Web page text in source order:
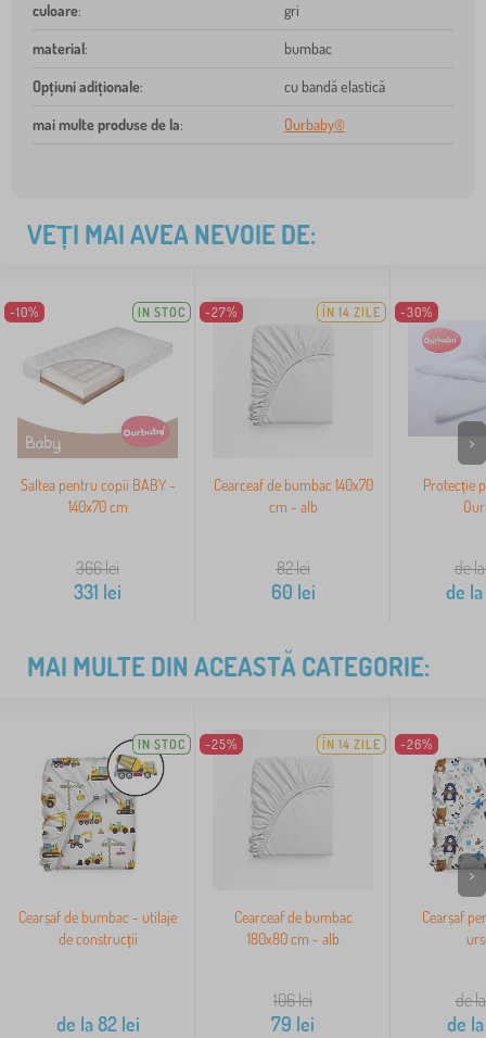
culoare: gri
material: bumbac
Opțiuni adiționale: cu bandă elastică
mai multe produse de la: Ourbaby®
VEȚI MAI AVEA NEVOIE DE:
-10% IN STOC
Saltea pentru copii BABY -
140x70 cm
366lei
331 lei
-27% ÎN 14 ZILE
Cearceaf de bumbac 140x70
cm - alb
82lei
60 lei
-30%
Protecție
de
de la
>
MAI MULTE DIN ACEASTĂ CATEGORIE:
IN STOC
Cearșaf de bumbac - utilaje
de construcții
de la82lei
-25% ÎN 14 ZILE
Cearceaf de bumbac
180x80 cm - alb
106lei
79 lei
-26%
Cearșaf
de
de la
>